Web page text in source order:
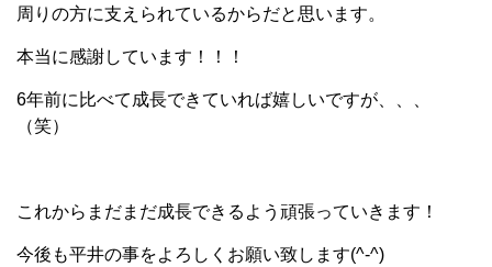
周りの方に支えられているからだと思います。
本当に感謝しています！！！
6年前に比べて成長できていれば嬉しいですが、、、
（笑）
これからまだまだ成長できるよう頑張っていきます！
今後も平井の事をよろしくお願い致します(^-^)